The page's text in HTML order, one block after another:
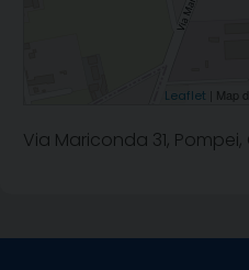
Leaflet | Map
Via Mariconda 31,